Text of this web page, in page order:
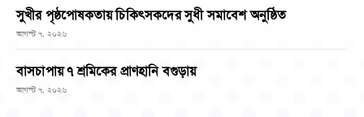
সুখীর পৃষ্ঠপোষকতায় চিকিৎসকদের সুধী সমাবেশ অনুষ্ঠিত
আগস্ট ৭, ২০২৬
বাসচাপায় ৭ শ্রমিকের প্রাণহানি বগুড়ায়
আগস্ট ৭, ২০২৬